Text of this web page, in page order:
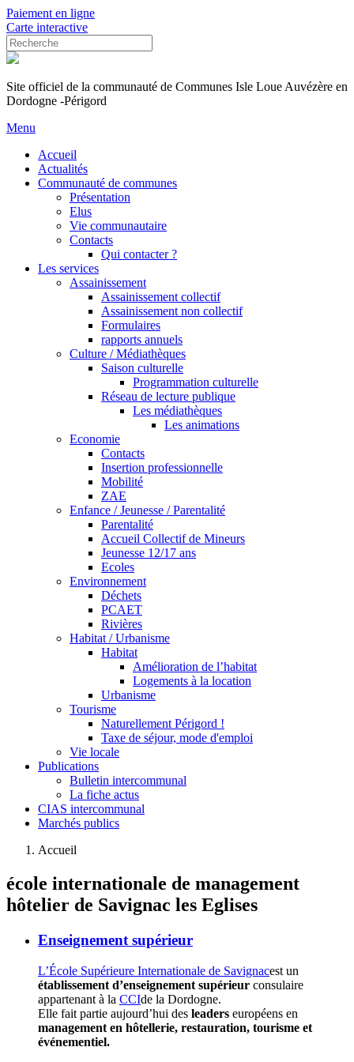
Paiement en ligne
Carte interactive
Site officiel de la communauté de Communes Isle Loue Auvézère en
Dordogne -Périgord
Menu
Accueil
Actualités
Communauté de communes
Présentation
Elus
Vie communautaire
Contacts
Qui contacter ?
Les services
Assainissement
Assainissement collectif
Assainissement non collectif
Formulaires
rapports annuels
Culture / Médiathèques
Saison culturelle
Programmation culturelle
Réseau de lecture publique
Les médiathèques
Les animations
Economie
Contacts
Insertion professionnelle
Mobilité
ZAE
Enfance / Jeunesse / Parentalité
Parentalité
Accueil Collectif de Mineurs
Jeunesse 12/17 ans
Ecoles
Environnement
Déchets
PCAET
Rivières
Habitat / Urbanisme
Habitat
Amélioration de l’habitat
Logements à la location
Urbanisme
Tourisme
Naturellement Périgord !
Taxe de séjour, mode d'emploi
Vie locale
Publications
Bulletin intercommunal
La fiche actus
CIAS intercommunal
Marchés publics
Accueil
école internationale de management
hôtelier de Savignac les Eglises
Enseignement supérieur
L’École Supérieure Internationale de Savignacest un
établissement d’enseignement supérieur consulaire
appartenant à la CCIde la Dordogne.
Elle fait partie aujourd’hui des leaders européens en
management en hôtellerie, restauration, tourisme et
événementiel.